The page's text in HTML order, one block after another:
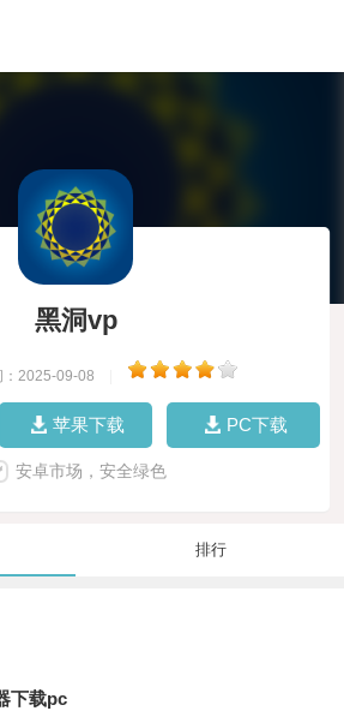
黑洞vp
：2025-09-08
苹果下载 PC下载
安卓市场，安全绿色
排行
下载pc